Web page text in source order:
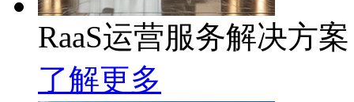
RaaS运营服务解决方案
了解更多